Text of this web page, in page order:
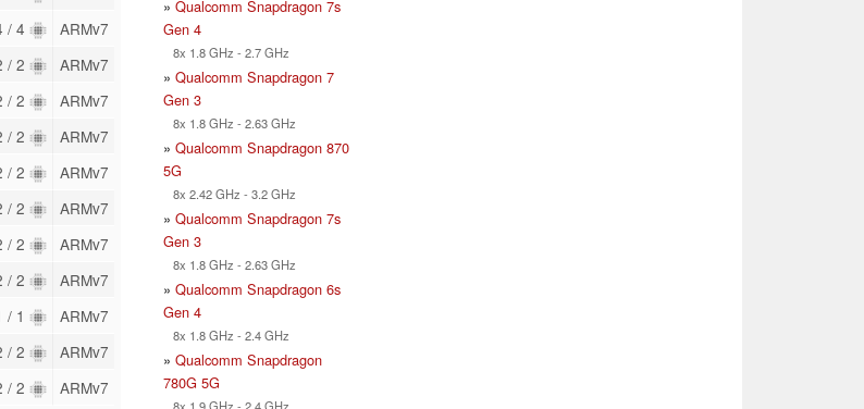
/ 4 ARMv7
/ 2 ARMv7
/ 2 ARMv7
/ 2 ARMv7
/ 2 ARMv7
/ 2 ARMv7
/ 2 ARMv7
/ 2 ARMv7
/ 1 ARMv7
/ 2 ARMv7
/ 2 ARMv7
» Qualcomm Snapdragon 7s
Gen 4
8x 1.8 GHz - 2.7 GHz
» Qualcomm Snapdragon 7
Gen 3
8x 1.8 GHz - 2.63 GHz
» Qualcomm Snapdragon 870
5G
8x 2.42 GHz - 3.2 GHz
» Qualcomm Snapdragon 7s
Gen 3
8x 1.8 GHz - 2.63 GHz
» Qualcomm Snapdragon 6s
Gen 4
8x 1.8 GHz - 2.4 GHz
» Qualcomm Snapdragon
780G 5G
8x 1.9 GHz - 2.4 GHz